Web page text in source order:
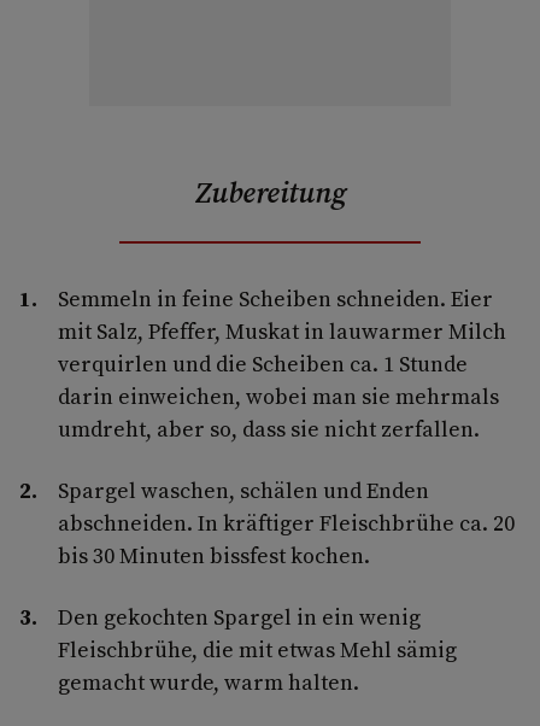
Zubereitung
Semmeln in feine Scheiben schneiden. Eier
mit Salz, Pfeffer, Muskat in lauwarmer Milch
verquirlen und die Scheiben ca. 1 Stunde
darin einweichen, wobei man sie mehrmals
umdreht, aber so, dass sie nicht zerfallen.
Spargel waschen, schälen und Enden
abschneiden. In kräftiger Fleischbrühe ca. 20
bis 30 Minuten bissfest kochen.
Den gekochten Spargel in ein wenig
Fleischbrühe, die mit etwas Mehl sämig
gemacht wurde, warm halten.